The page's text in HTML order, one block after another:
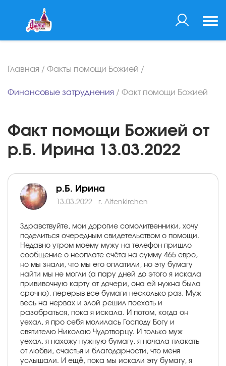
Главная / Факты помощи Божией /
Финансовые затруднения / Факт помощи Божией
Факт помощи Божией от
р.Б. Ирина 13.03.2022
р.Б. Ирина
13.03.2022 г. Altenkirchen
Здравствуйте, мои дорогие сомолитвенники, хочу
поделиться очередным свидетельством о помощи.
Недавно утром моему мужу на телефон пришло
сообщение о неоплате счёта на сумму 465 евро,
но мы знали, что мы его оплатили, но эту бумагу
найти мы не могли (а пару дней до этого я искала
прививочную карту от дочери, она ей нужна была
срочно), перерыв все бумаги несколько раз. Муж
весь на нервах и злой решил поехать и
разобраться, пока я искала. И потом, когда он
уехал, я про себя молилась Господу Богу и
святителю Николаю Чудотворцу. И только муж
уехал, я нахожу нужную бумагу, я начала плакать
от любви, счастья и благодарности, что меня
услышали. И ещё, пока мы искали эту бумагу, я